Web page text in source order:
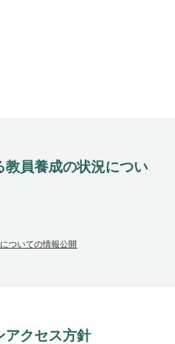
教員養成の状況につい
ついての情報公開
アクセス方針